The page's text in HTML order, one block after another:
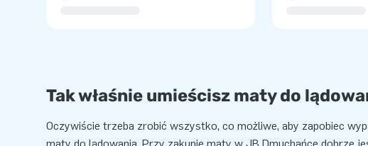
Tak właśnie umieścisz maty do
Oczywiście trzeba zrobić wszystko, co możliwe, aby zapobiec